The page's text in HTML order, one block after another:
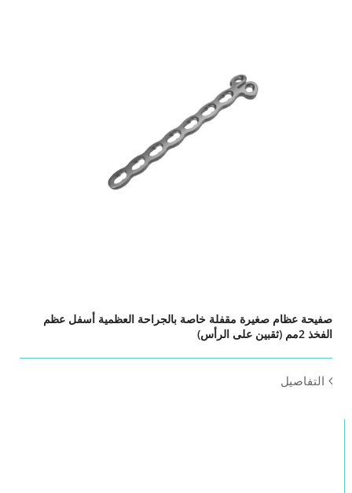
صفيحة عظام صغيرة مقفلة خاصة بالجراحة العظمية أسفل عظم
الفخذ 2مم (ثقبين على الرأس)
التفاصيل